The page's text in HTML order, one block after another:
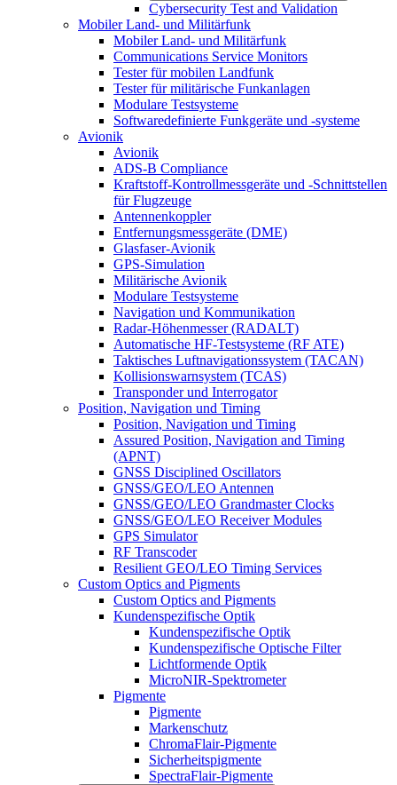
Cybersecurity Test and Validation
Mobiler Land- und Militärfunk
Mobiler Land- und Militärfunk
Communications Service Monitors
Tester für mobilen Landfunk
Tester für militärische Funkanlagen
Modulare Testsysteme
Softwaredefinierte Funkgeräte und -systeme
Avionik
Avionik
ADS-B Compliance
Kraftstoff-Kontrollmessgeräte und -Schnittstellen
für Flugzeuge
Antennenkoppler
Entfernungsmessgeräte (DME)
Glasfaser-Avionik
GPS-Simulation
Militärische Avionik
Modulare Testsysteme
Navigation und Kommunikation
Radar-Höhenmesser (RADALT)
Automatische HF-Testsysteme (RF ATE)
Taktisches Luftnavigationssystem (TACAN)
Kollisionswarnsystem (TCAS)
Transponder und Interrogator
Position, Navigation und Timing
Position, Navigation und Timing
Assured Position, Navigation and Timing
(APNT)
GNSS Disciplined Oscillators
GNSS/GEO/LEO Antennen
GNSS/GEO/LEO Grandmaster Clocks
GNSS/GEO/LEO Receiver Modules
GPS Simulator
RF Transcoder
Resilient GEO/LEO Timing Services
Custom Optics and Pigments
Custom Optics and Pigments
Kundenspezifische Optik
Kundenspezifische Optik
Kundenspezifische Optische Filter
Lichtformende Optik
MicroNIR-Spektrometer
Pigmente
Pigmente
Markenschutz
ChromaFlair-Pigmente
Sicherheitspigmente
SpectraFlair-Pigmente